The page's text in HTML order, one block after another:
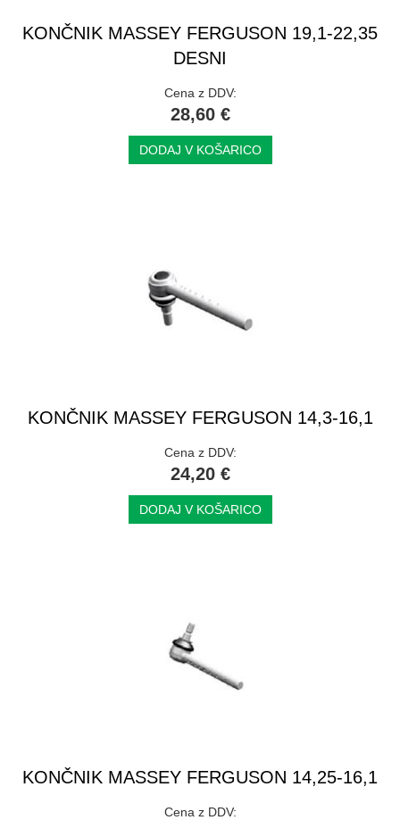
KONČNIK MASSEY FERGUSON 19,1-22,35
DESNI
Cena z DDV:
28,60 €
DODAJ V KOŠARICO
KONČNIK MASSEY FERGUSON 14,3-16,1
Cena z DDV:
24,20 €
DODAJ V KOŠARICO
KONČNIK MASSEY FERGUSON 14,25-16,1
Cena z DDV: